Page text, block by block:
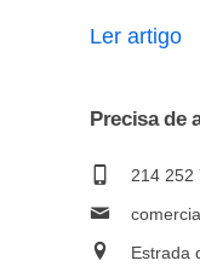
Ler artigo
Precisa de
214 252
Estrada